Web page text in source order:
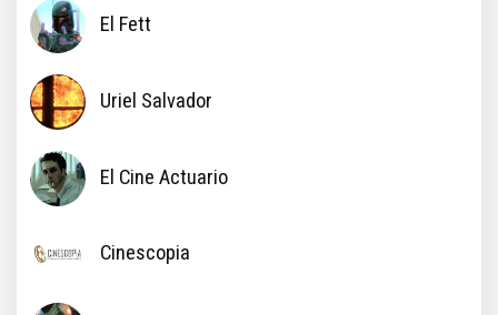
El Fett
Uriel Salvador
El Cine Actuario
Cinescopia